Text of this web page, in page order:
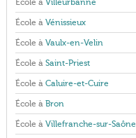
École à Villeurbanne
École à Vénissieux
École à Vaulx-en-Velin
École à Saint-Priest
École à Caluire-et-Cuire
École à Bron
École à Villefranche-sur-Saône